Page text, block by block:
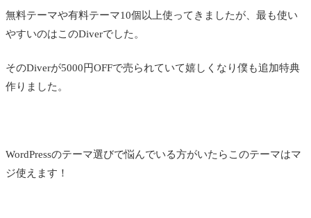
無料テーマや有料テーマ10個以上使ってきましたが、最も使い
やすいのはこのDiverでした。
そのDiverが5000円OFFで売られていて嬉しくなり僕も追加特典
作りました。
WordPressのテーマ選びで悩んでいる方がいたらこのテーマはマ
ジ使えます！